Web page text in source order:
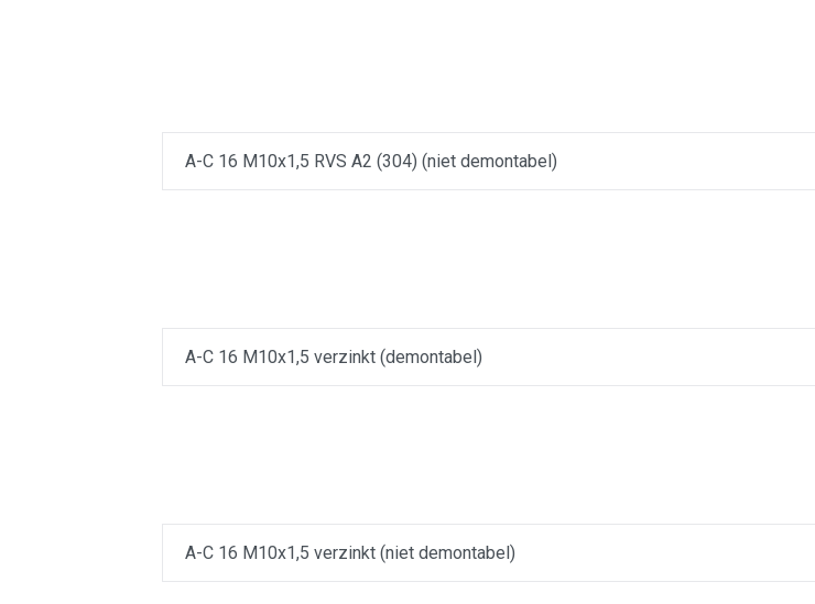
A-C 16 M10x1,5 RVS A2 (304) (niet demontabel)
A-C 16 M10x1,5 verzinkt (demontabel)
A-C 16 M10x1,5 verzinkt (niet demontabel)